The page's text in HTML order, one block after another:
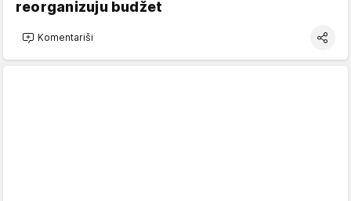
reorganizuju budžet
Komentariši